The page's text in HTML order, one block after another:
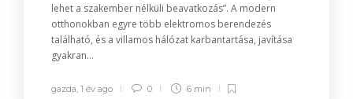
lehet a szakember nélküli beavatkozás”. A modern
otthonokban egyre több elektromos berendezés
található, és a villamos hálózat karbantartása, javítása
gyakran...
gazda 1 év ago 0 6 min